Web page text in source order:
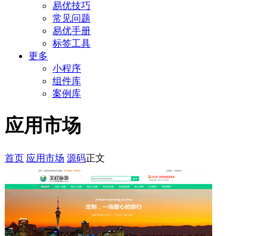
易优技巧
常见问题
易优手册
标签工具
更多
小程序
组件库
案例库
应用市场
首页 应用市场 源码正文